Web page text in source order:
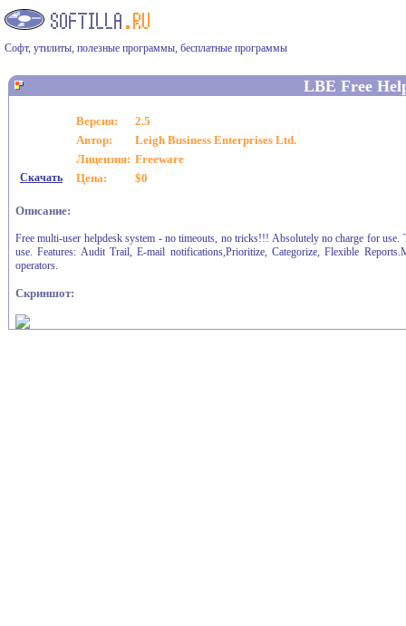
Софт, утилиты, полезные программы, бесплатные программы
LBE Free
Версия:
2.5
Автор:
Leigh Business Enterprises Ltd.
Лицензия: Freeware
Скачать Цена: $0
Описание:
Free multi-user helpdesk system - no timeouts, no tricks!!! Absolutely no charge for
use. Features: Audit Trail, E-mail notifications,Prioritize, Categorize, Flexible
operators.
Скриншот: